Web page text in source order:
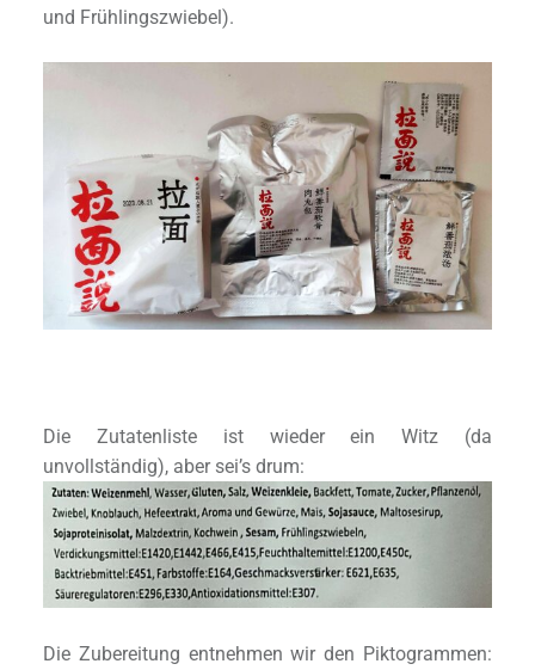
und Frühlingszwiebel).
Die Zutatenliste ist wieder ein Witz (da
unvollständig), aber sei’s drum:
Die Zubereitung entnehmen wir den Piktogrammen: